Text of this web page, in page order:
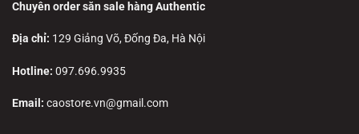
Chuyên order săn sale hàng Authentic
Địa chỉ: 129 Giảng Võ, Đống Đa, Hà Nội
Hotline: 097.696.9935
Email: caostore.vn@gmail.com